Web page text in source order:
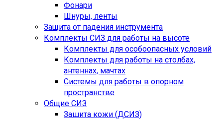
Фонари
Шнуры, ленты
Защита от падения инструмента
Комплекты СИЗ для работы на высоте
Комплекты для особоопасных условий
Комплекты для работы на столбах,
антеннах, мачтах
Системы для работы в опорном
пространстве
Общие СИЗ
Зашита кожи (ДСИЗ)